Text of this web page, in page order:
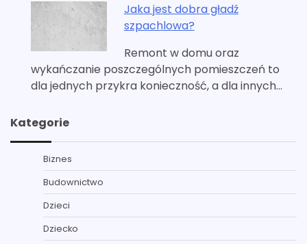
Jaka jest dobra gładź
szpachlowa?
Remont w domu oraz
wykańczanie poszczególnych pomieszczeń to
dla jednych przykra konieczność, a dla innych…
Kategorie
Biznes
Budownictwo
Dzieci
Dziecko